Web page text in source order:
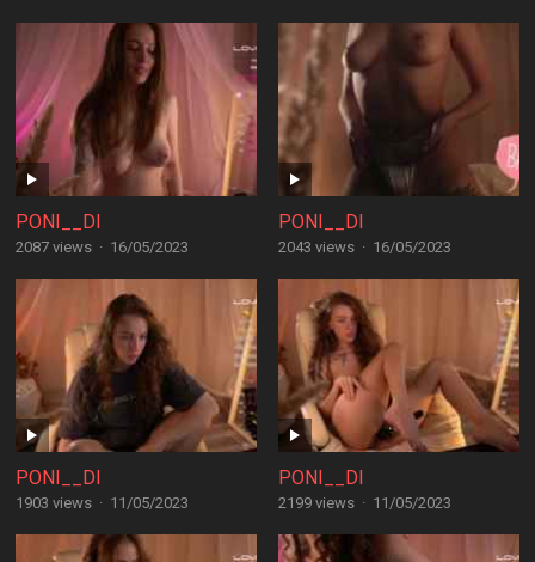
PONI__DI
2087 views · 16/05/2023
PONI__DI
2043 views · 16/05/2023
PONI__DI
1903 views · 11/05/2023
PONI__DI
2199 views · 11/05/2023